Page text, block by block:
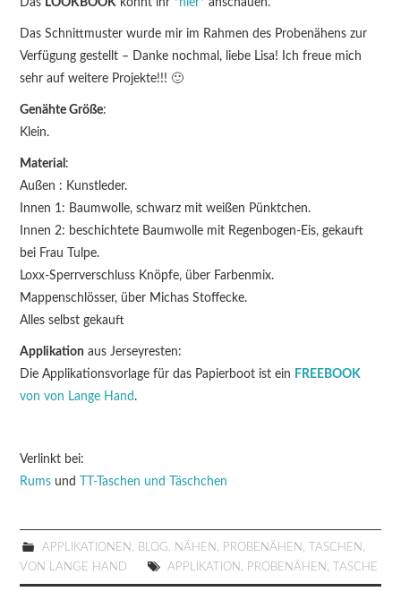
Das LOOKBOOK könnt ihr *hier* anschauen.
Das Schnittmuster wurde mir im Rahmen des Probenähens zur
Verfügung gestellt – Danke nochmal, liebe Lisa! Ich freue mich
sehr auf weitere Projekte!!! 🙂
Genähte Größe:
Klein.
Material :
Außen : Kunstleder.
Innen 1: Baumwolle, schwarz mit weißen Pünktchen.
Innen 2: beschichtete Baumwolle mit Regenbogen-Eis, gekauft
bei Frau Tulpe.
Loxx-Sperrverschluss Knöpfe, über Farbenmix.
Mappenschlösser, über Michas Stoffecke.
Alles selbst gekauft
Applikation aus Jerseyresten:
Die Applikationsvorlage für das Papierboot ist ein FREEBOOK
von von Lange Hand .
Verlinkt bei:
Rums und TT-Taschen und Täschchen
APPLIKATIONEN BLOG NÄHEN PROBENÄHEN TASCHEN
VON LANGE HAND
APPLIKATION PROBENÄHEN TASCHE